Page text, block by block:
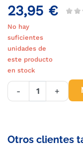
23,95 €
No hay
suficientes
unidades de
este producto
en stock
- +
Otros clientes